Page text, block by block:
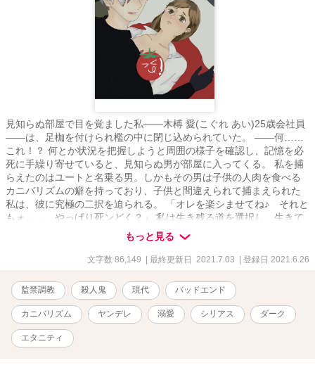
見知らぬ部屋で目を覚ました私――木榑 愛(こぐれ あい)25歳会社員
――は、足枷を付けられ檻の中に閉じ込められていた。 ――何……
これ！？ 何とか状況を把握しようと周囲の様子を確認し、記憶を必
死に手繰り寄せていると、見知らぬ男が部屋に入ってくる。 私を捕
らえたのはユートと名乗る男。しかもその男は子供の人肉を食べる
カニバリズムの癖を持っており、子供と間違えられて捕まえられた
私は、彼に究極の二択を迫られる。 「オレを楽シませてね♪ それと
もォ……、やっぱり死ンどく？」 私は生き残る道を選択し、生きて
この場所から逃げ出すことを決意する。 私の中でただ恐怖の対象で
しかなかったユートの印象が、暫く一緒に過ごす中で人間性を垣間
見て徐々にいいものへと変化していく。だけど、同時に見せる彼の
を見せ始め、私自身もユートに好意を持ってしまい……。 私はこの
殺人鬼から本当に逃げ出し、生還することが出来るのか、それとも
―― ・当作品はストックホルム症候群、リマ症候群を題材にしてい
ます ・エロあり ・切断、グロシーンはなし（示唆する描写はあり)
・スカトロ表現あり ・甘々/溺愛 お読みいただきありがとうございま
す。 16話で完結です。 8話までは1時間ごとに投稿して、毎日1話投
もっと見る
文字数 86,149 | 最終更新日 2021.7.03 | 登録日 2021.6.26
監禁調教 殺人鬼 現代 バッドエンド
カニバリズム ヤンデレ 溺愛 シリアス ダーク
エタニティ